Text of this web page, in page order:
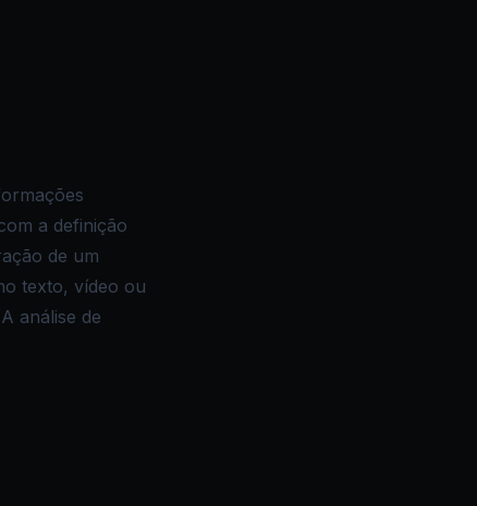
a definição
de um
texto, vídeo ou
análise de